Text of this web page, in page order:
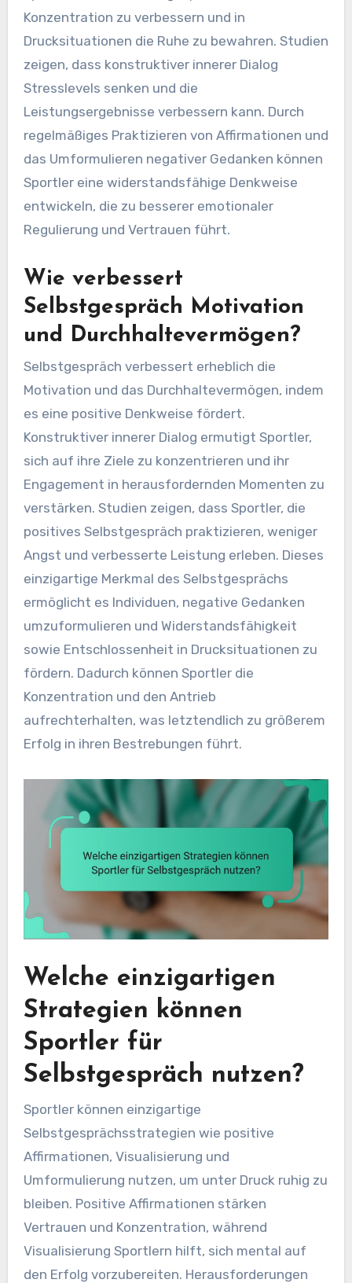
Konzentration zu verbessern und in
Drucksituationen die Ruhe zu bewahren. Studien
zeigen, dass konstruktiver innerer Dialog
Stresslevels senken und die
Leistungsergebnisse verbessern kann. Durch
regelmäßiges Praktizieren von Affirmationen und
das Umformulieren negativer Gedanken können
Sportler eine widerstandsfähige Denkweise
entwickeln, die zu besserer emotionaler
Regulierung und Vertrauen führt.
Wie verbessert
Selbstgespräch Motivation
und Durchhaltevermögen?
Selbstgespräch verbessert erheblich die
Motivation und das Durchhaltevermögen, indem
es eine positive Denkweise fördert.
Konstruktiver innerer Dialog ermutigt Sportler,
sich auf ihre Ziele zu konzentrieren und ihr
Engagement in herausfordernden Momenten zu
verstärken. Studien zeigen, dass Sportler, die
positives Selbstgespräch praktizieren, weniger
Angst und verbesserte Leistung erleben. Dieses
einzigartige Merkmal des Selbstgesprächs
ermöglicht es Individuen, negative Gedanken
umzuformulieren und Widerstandsfähigkeit
sowie Entschlossenheit in Drucksituationen zu
fördern. Dadurch können Sportler die
Konzentration und den Antrieb
aufrechterhalten, was letztendlich zu größerem
Erfolg in ihren Bestrebungen führt.
Welche einzigartigen
Strategien können
Sportler für
Selbstgespräch nutzen?
Sportler können einzigartige
Selbstgesprächsstrategien wie positive
Affirmationen, Visualisierung und
Umformulierung nutzen, um unter Druck ruhig zu
bleiben. Positive Affirmationen stärken
Vertrauen und Konzentration, während
Visualisierung Sportlern hilft, sich mental auf
den Erfolg vorzubereiten. Herausforderungen